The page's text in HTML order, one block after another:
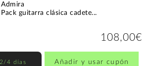
Admira
Pack guitarra clásica cadete...
108,00€
4 días Añadir y usar cupón